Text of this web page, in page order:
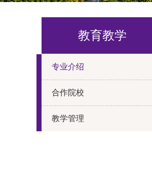
教育教学
专业介绍
合作院校
教学管理